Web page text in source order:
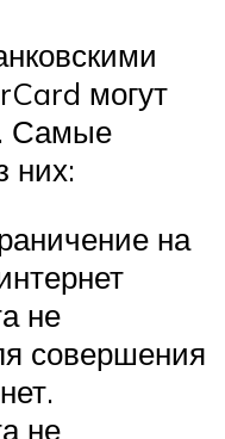
могут
Самые
них:
на
не
совершения
не